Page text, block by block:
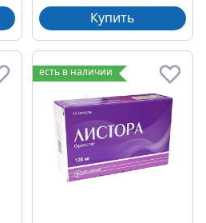
Купить
есть в наличии